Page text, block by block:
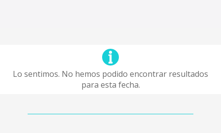
Lo sentimos. No hemos podido encontrar resultados
para esta fecha.